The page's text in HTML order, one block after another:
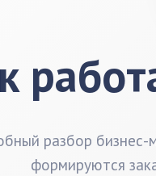
разбор бизнес-
формируются